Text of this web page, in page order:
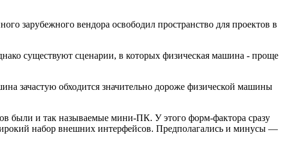
зарубежного вендора освободил пространство для проектов в
существуют сценарии, в которых физическая машина ‑ проще
зачастую обходится значительно дороже физической машины
были и так называемые мини‑ПК. У этого форм‑фактора сразу
набор внешних интерфейсов. Предполагались и минусы —